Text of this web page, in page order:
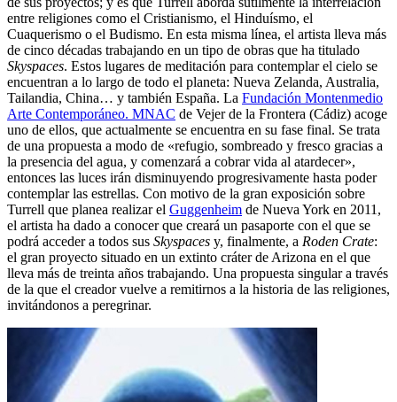
entre religiones como el Cristianismo, el Hinduísmo, el
Cuaquerismo o el Budismo. En esta misma línea, el artista lleva más
de cinco décadas trabajando en un tipo de obras que ha titulado
Skyspaces. Estos lugares de meditación para contemplar el cielo se
encuentran a lo largo de todo el planeta: Nueva Zelanda, Australia,
Tailandia, China… y también España. La Fundación Montenmedio
Arte Contemporáneo. MNAC de Vejer de la Frontera (Cádiz) acoge
uno de ellos, que actualmente se encuentra en su fase final. Se trata
de una propuesta a modo de «refugio, sombreado y fresco gracias a
la presencia del agua, y comenzará a cobrar vida al atardecer»,
entonces las luces irán disminuyendo progresivamente hasta poder
contemplar las estrellas. Con motivo de la gran exposición sobre
Turrell que planea realizar el Guggenheim de Nueva York en 2011,
el artista ha dado a conocer que creará un pasaporte con el que se
podrá acceder a todos sus Skyspaces y, finalmente, a Roden Crate:
el gran proyecto situado en un extinto cráter de Arizona en el que
lleva más de treinta años trabajando. Una propuesta singular a través
de la que el creador vuelve a remitirnos a la historia de las religiones,
invitándonos a peregrinar.